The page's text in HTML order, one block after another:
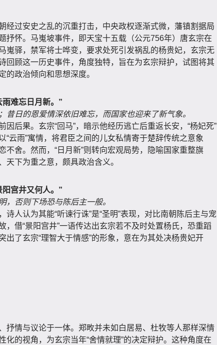
经过安史之乱的沉重打击，中央政权逐渐式微，藩镇割据局
抒怀。马嵬坡事件，即天宝十五载（公元756年）唐玄宗在
嵬驿，禁军将士哗变，要求处死引发祸乱的杨贵妃，玄宗无
回顾这一历史事件，角度独特，旨在为玄宗辩护，试图将其
的政治倾向和思想深度。
难忘日月新。”
昔日的恩爱情深依旧难忘，而国家也迎来了新气象。
因后果。玄宗“回马”，暗示他经历逃亡后重返长安，“杨妃死”
“云雨”寓情，将君臣之间的儿女私情寄于楚辞传统之意象
不舍。然而，“日月新”则转向宏观局势，隐喻国家重整旗
天下为重之意，颇具政治含义。
宫井又何人。”
，否则下场恐与陈后主一般。
人认为其能“听谏行诛”是“圣明”表现，对比南朝陈后主与宠
，借“景阳宫井”一语传达出玄宗若不及时处置杨氏，恐重蹈
出了玄宗“理智大于情感”的形象，意在为其处决杨贵妃开
抒情与议论于一体。郑畋并未如白居易、杜牧等人那样深情
化的视角，为玄宗当年“舍情就理”的决定辩护。这种角度在